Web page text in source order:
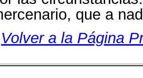
que a
Volver a la Página